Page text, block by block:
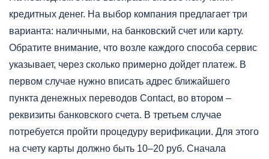
кредитных денег. На выбор компания предлагает три
варианта: наличными, на банковский счет или карту.
Обратите внимание, что возле каждого способа сервис
указывает, через сколько примерно дойдет платеж. В
первом случае нужно вписать адрес ближайшего
пункта денежных переводов Contact, во втором –
реквизиты банковского счета. В третьем случае
потребуется пройти процедуру верификации. Для этого
на счету карты должно быть 10–20 руб. Сначала